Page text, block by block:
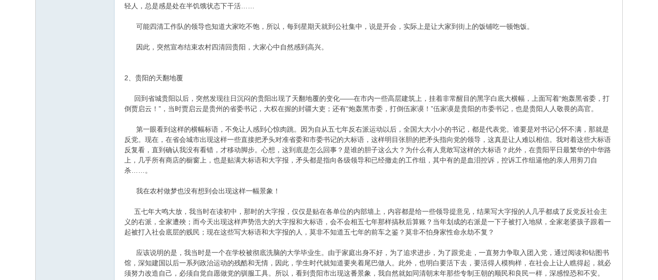
轻人，总是感是处在半饥饿状态下干活……
可能四清工作队的领导也知道大家吃不饱，所以，每到星期天就到公社集中，说是开会，实际上是让大家到街上的饭铺吃一顿饱饭。
因此，突然宣布结束农村四清回贵阳，大家心中自然感到高兴。
2、贵阳的天翻地覆
回到省城贵阳以后，突然发现往日沉闷的贵阳出现了天翻地覆的变化——在市内一些高层建筑上，挂着非常醒目的黑字白底大横幅，上面写着“炮轰黑省委，打
倒贾启云！”，当时贾启云是贵州的省委书记，大权在握的封疆大吏；还有“炮轰黑市委，打倒伍家谟！”伍家谟是贵阳的市委书记，也是贵阳人人敬畏的高官。
第一眼看到这样的横幅标语，不免让人感到心惊肉跳。因为自从五七年反右派运动以后，全国大大小小的书记，都是代表党。谁要是对书记心怀不满，那就是
反党。现在，在省会城市出现这样一些直接把矛头对准省委和市委书记的大标语，这样明目张胆的把矛头指向党的领导，这真是让人难以相信。我对着这些大标语
反复看，直到确认我没有看错，才移动脚步。心想，这到底是怎么回事？是谁的胆子这么大？为什么有人竟敢写这样的大标语？此外，在贵阳平日最繁华的中华路
上，几乎所有商店的橱窗上，也是贴满大标语和大字报，矛头都是指向各级领导和已经撤走的工作组，其中有的是血泪控诉，控诉工作组逼他的亲人用剪刀自
杀……。
我在农村做梦也没有想到会出现这样一幅景象！
五七年大鸣大放，我当时在读初中，那时的大字报，仅仅是贴在各单位的内部墙上，内容都是给一些领导提意见，结果写大字报的人几乎都成了反党反社会主
义的右派，全家遭殃；而今天出现这样声势浩大的大字报和大标语，会不会相五七年那样搞秋后算账？当年划成的右派是一下子被打入地狱，全家老婆孩子跟着一
起被打入社会底层的贱民；现在这些写大标语和大字报的人，莫非不知道五七年的前车之鉴？莫非不怕身家性命永劫不复？
应该说明的是，我当时是一个在学校被彻底洗脑的大学毕业生。由于家庭出身不好，为了追求进步，为了跟党走，一直努力争取入团入党，通过阅读和钻图书
馆，深知建国以后一系列政治运动的残酷和无情，因此，学生时代就知道要夹着尾巴做人。此外，也明白要活下去，要活得人模狗样，在社会上让人瞧得起，就必
须努力改造自己，必须自觉自愿做党的驯服工具。所以，看到贵阳市出现这番景象，我自然就如同清朝末年那些专制王朝的顺民和良民一样，深感惶恐和不安。